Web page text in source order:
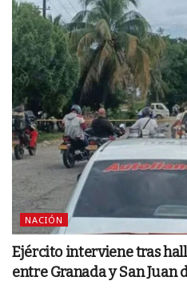
NACIÓN
Ejército interviene tras
entre Granada y San Juan